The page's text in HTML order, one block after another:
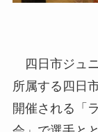
四日市ジュ
所属する四日
開催される「